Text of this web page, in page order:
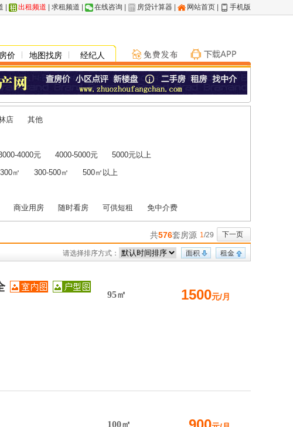
出租频道 求租频道 在线咨询 房贷计算器 网站首页 手机版
价 地图找房 经纪人
店
其他
4000元 4000-5000元
5000元以上
㎡ 300-500㎡
500㎡以上
商业用房 随时看房 可供短租 免中介费
下一页
1/29
共576套房源
租金
面积
请选择排序方式：
95㎡ 1500元/月
100㎡